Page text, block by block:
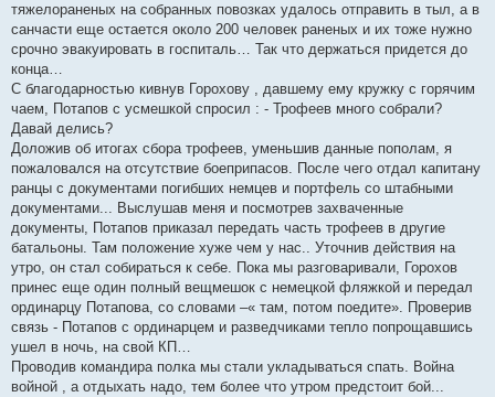
тяжелораненых на собранных повозках удалось отправить в тыл, а в
санчасти еще остается около 200 человек раненых и их тоже нужно
срочно эвакуировать в госпиталь… Так что держаться придется до
конца…
С благодарностью кивнув Горохову , давшему ему кружку с горячим
чаем, Потапов с усмешкой спросил : - Трофеев много собрали?
Давай делись?
Доложив об итогах сбора трофеев, уменьшив данные пополам, я
пожаловался на отсутствие боеприпасов. После чего отдал капитану
ранцы с документами погибших немцев и портфель со штабными
документами... Выслушав меня и посмотрев захваченные
документы, Потапов приказал передать часть трофеев в другие
батальоны. Там положение хуже чем у нас.. Уточнив действия на
утро, он стал собираться к себе. Пока мы разговаривали, Горохов
принес еще один полный вещмешок с немецкой фляжкой и передал
ординарцу Потапова, со словами –« там, потом поедите». Проверив
связь - Потапов с ординарцем и разведчиками тепло попрощавшись
ушел в ночь, на свой КП…
Проводив командира полка мы стали укладываться спать. Война
войной , а отдыхать надо, тем более что утром предстоит бой...